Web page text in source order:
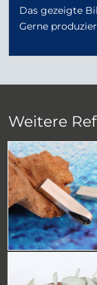
Das gezeigte
Gerne
Weitere